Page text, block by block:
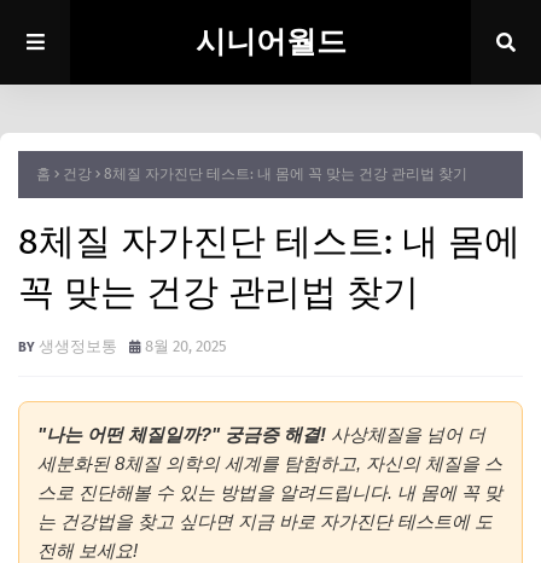
시니어월드
홈 건강 8체질 자가진단 테스트: 내 몸에 꼭 맞는 건강 관리법 찾기
8체질 자가진단 테스트: 내 몸에
꼭 맞는 건강 관리법 찾기
생생정보통 8월 20, 2025
"나는 어떤 체질일까?" 궁금증 해결! 사상체질을 넘어 더
세분화된 8체질 의학의 세계를 탐험하고, 자신의 체질을 스
스로 진단해볼 수 있는 방법을 알려드립니다. 내 몸에 꼭 맞
는 건강법을 찾고 싶다면 지금 바로 자가진단 테스트에 도
전해 보세요!